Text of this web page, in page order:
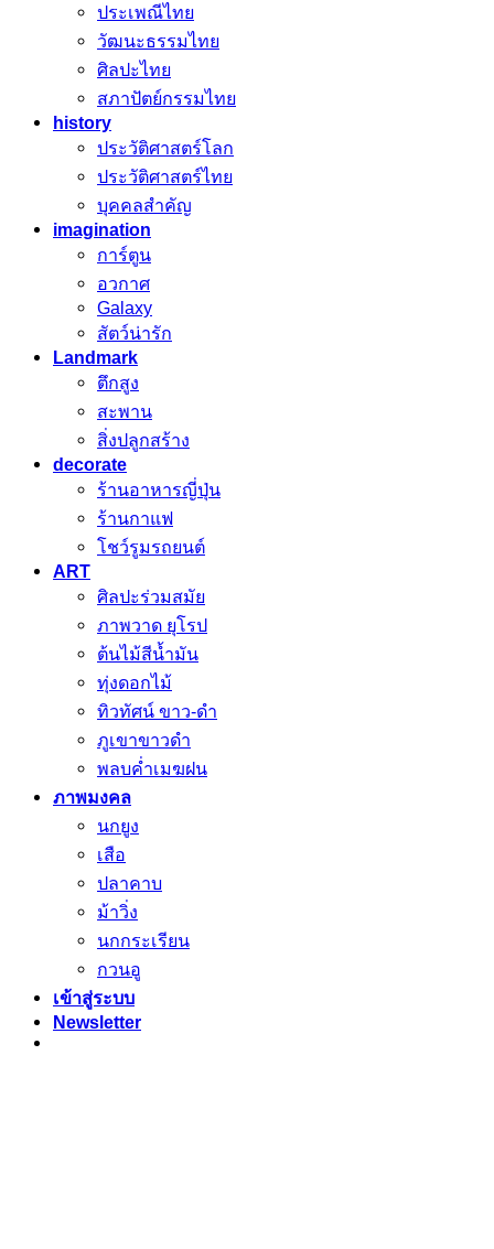
ประเพณีไทย
วัฒนะธรรมไทย
ศิลปะไทย
สภาปัตย์กรรมไทย
history
ประวัติศาสตร์โลก
ประวัติศาสตร์ไทย
บุคคลสำคัญ
imagination
การ์ตูน
อวกาศ
Galaxy
สัตว์น่ารัก
Landmark
ตึกสูง
สะพาน
สิ่งปลูกสร้าง
decorate
ร้านอาหารญี่ปุ่น
ร้านกาแฟ
โชว์รูมรถยนต์
ART
ศิลปะร่วมสมัย
ภาพวาด ยุโรป
ต้นไม้สีน้ำมัน
ทุ่งดอกไม้
ทิวทัศน์ ขาว-ดำ
ภูเขาขาวดำ
พลบค่ำเมฆฝน
ภาพมงคล
นกยูง
เสือ
ปลาคาบ
ม้าวิ่ง
นกกระเรียน
กวนอู
เข้าสู่ระบบ
Newsletter